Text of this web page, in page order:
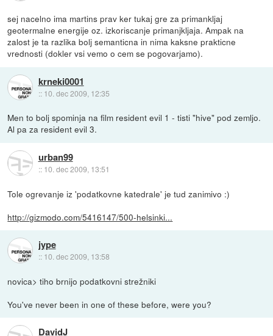
sej nacelno ima martins prav ker tukaj gre za primankljaj
geotermalne energije oz. izkoriscanje primanjkljaja. Ampak na
zalost je ta razlika bolj semanticna in nima kaksne prakticne
vrednosti (dokler vsi vemo o cem se pogovarjamo).
krneki0001
:: 10. dec 2009, 12:35
Men to bolj spominja na film resident evil 1 - tisti "hive" pod zemljo.
Al pa za resident evil 3.
urban99
:: 10. dec 2009, 13:51
Tole ogrevanje iz 'podatkovne katedrale' je tud zanimivo :)
http://gizmodo.com/5416147/500-helsinki...
jype
:: 10. dec 2009, 13:58
novica> tiho brnijo podatkovni strežniki
You've never been in one of these before, were you?
DavidJ